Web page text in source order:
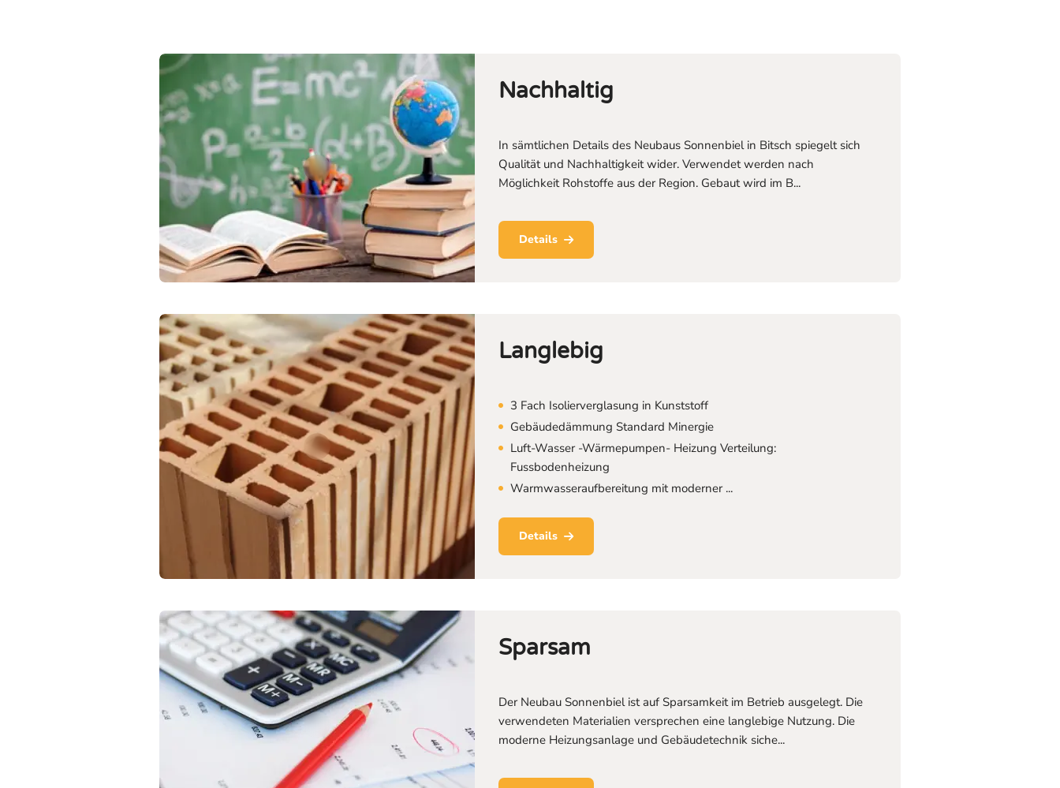
Nachhaltig
In sämtlichen Details des Neubaus Sonnenbiel in Bitsch spiegelt sich
Qualität und Nachhaltigkeit wider. Verwendet werden nach
Möglichkeit Rohstoffe aus der Region. Gebaut wird im B...
Details
Langlebig
3 Fach Isolierverglasung in Kunststoff
Gebäudedämmung Standard Minergie
Luft-Wasser -Wärmepumpen- Heizung Verteilung:
Fussbodenheizung
Warmwasseraufbereitung mit moderner ...
Details
Sparsam
Der Neubau Sonnenbiel ist auf Sparsamkeit im Betrieb ausgelegt. Die
verwendeten Materialien versprechen eine langlebige Nutzung. Die
moderne Heizungsanlage und Gebäudetechnik siche...